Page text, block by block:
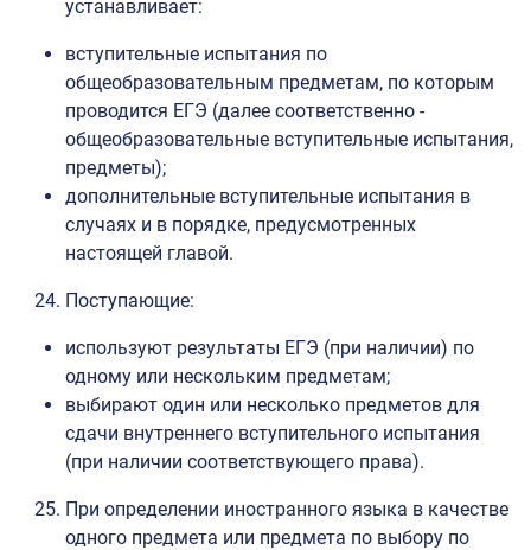
устанавливает:
вступительные испытания по
общеобразовательным предметам, по которым
проводится ЕГЭ (далее соответственно -
общеобразовательные вступительные испытания,
предметы);
дополнительные вступительные испытания в
случаях и в порядке, предусмотренных
настоящей главой.
Поступающие:
используют результаты ЕГЭ (при наличии) по
одному или нескольким предметам;
выбирают один или несколько предметов для
сдачи внутреннего вступительного испытания
(при наличии соответствующего права).
При определении иностранного языка в качестве
одного предмета или предмета по выбору по